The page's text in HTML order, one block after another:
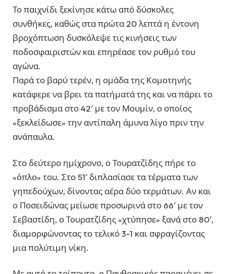
Το παιχνίδι ξεκίνησε κάτω από δύσκολες
συνθήκες, καθώς στα πρώτα 20 λεπτά η έντονη
βροχόπτωση δυσκόλεψε τις κινήσεις των
ποδοσφαιριστών και επηρέασε τον ρυθμό του
αγώνα.
Παρά το βαρύ τερέν, η ομάδα της Κομοτηνής
κατάφερε να βρει τα πατήματά της και να πάρει το
προβάδισμα στο 42′ με τον Μουμίν, ο οποίος
«ξεκλείδωσε» την αντίπαλη άμυνα λίγο πριν την
ανάπαυλα.
Στο δεύτερο ημίχρονο, ο Τουρατζίδης πήρε το
«όπλο» του. Στο 51′ διπλασίασε τα τέρματα των
γηπεδούχων, δίνοντας αέρα δύο τερμάτων. Αν και
ο Ποσειδώνας μείωσε προσωρινά στο 66′ με τον
Σεβαστίδη, ο Τουρατζίδης «χτύπησε» ξανά στο 80′,
διαμορφώνοντας το τελικό 3-1 και σφραγίζοντας
μια πολύτιμη νίκη.